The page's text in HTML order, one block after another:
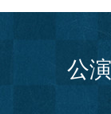
公